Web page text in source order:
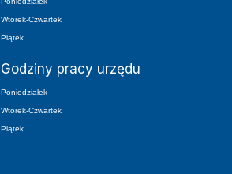
Wtorek-Czwartek
Piątek
Godziny pracy urzędu
Poniedziałek
Wtorek-Czwartek
Piątek